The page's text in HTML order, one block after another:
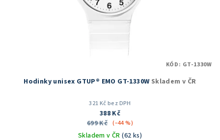
Hodinky unisex GTUP® EMO GT-1330W Skladem v ČR
321 Kč bez DPH
388 Kč
699 Kč (–44 %)
Skladem v ČR(62 ks)
KÓD: GT-1330W